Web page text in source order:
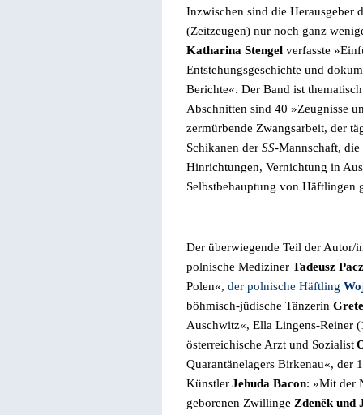
Inzwischen sind die Herausgeber
(Zeitzeugen) nur noch ganz
Katharina Stengel verfasste »
Entstehungsgeschichte und
Berichte«. Der Band ist
Abschnitten sind 40 »Zeugnisse
zermürbende Zwangsarbeit, der
Schikanen der SS-Mannschaft,
Hinrichtungen, Vernichtung in
Selbstbehauptung von Häftlingen
Der überwiegende Teil der Autor/
polnische Mediziner Tadeusz
Polen«, der polnische Häftling
böhmisch-jüdische Tänzerin
Auschwitz«, Ella Lingens-Reiner
österreichische Arzt und Sozialist
Quarantänelagers Birkenau«, der
KünstlerJehuda Bacon: »Mit der
geborenen Zwillinge Zdeněk und